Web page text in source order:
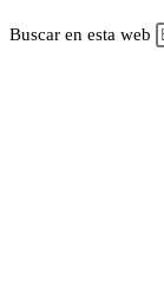
Buscar en esta web